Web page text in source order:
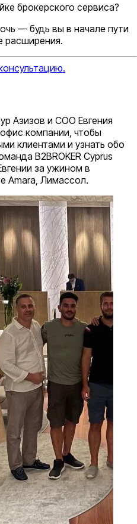
брокерского сервиса?
— будь вы в начале пути
расширения.
Азизов и COO Евгения
компании, чтобы
клиентами и узнать обо
B2BROKER Cyprus
за ужином в
Amara, Лимассол.